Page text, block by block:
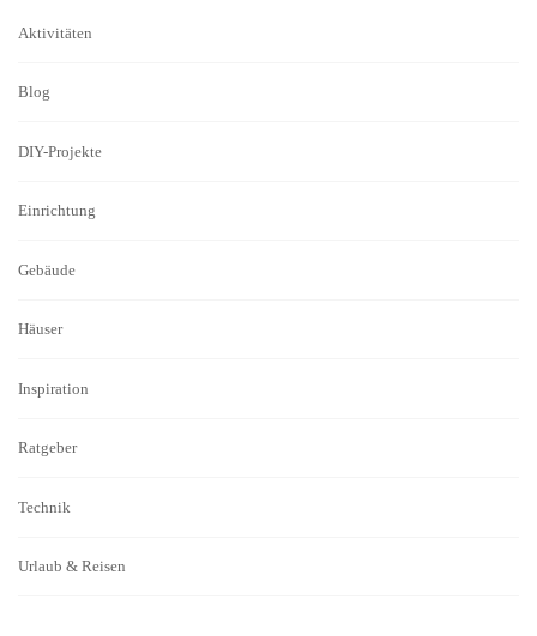
Aktivitäten
Blog
DIY-Projekte
Einrichtung
Gebäude
Häuser
Inspiration
Ratgeber
Technik
Urlaub & Reisen